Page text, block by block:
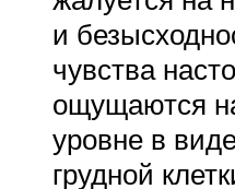
и
чувства
ощущаются
уровне в
грудной